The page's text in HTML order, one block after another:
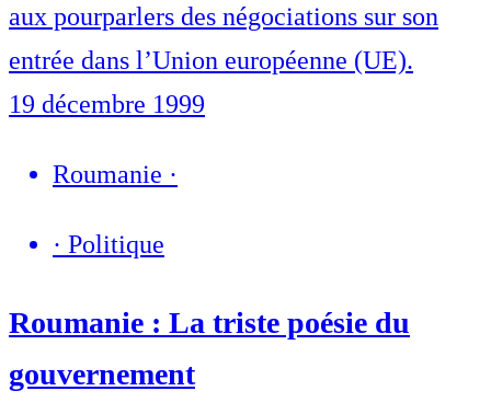
aux pourparlers des négociations sur son
entrée dans l’Union européenne (UE).
19 décembre 1999
Roumanie ·
· Politique
Roumanie : La triste poésie du
gouvernement